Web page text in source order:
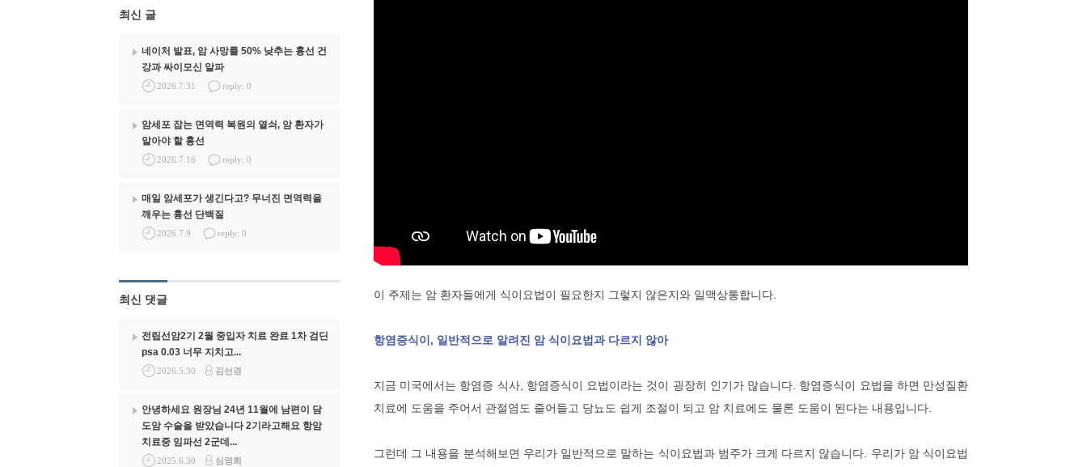
이 주제는 암 환자들에게 식이요법이 필요한지 그렇지 않은지와 일맥상통합니다.
항염증식이, 일반적으로 알려진 암 식이요법과 다르지 않아
지금 미국에서는 항염증 식사, 항염증식이 요법이라는 것이 굉장히 인기가 많습니다. 항염증식이 요법을 하면 만성질환
치료에 도움을 주어서 관절염도 줄어들고 당뇨도 쉽게 조절이 되고 암 치료에도 물론 도움이 된다는 내용입니다.
그런데 그 내용을 분석해보면 우리가 일반적으로 말하는 식이요법과 범주가 크게 다르지 않습니다. 우리가 암 식이요법
최신 글
네이처 발표, 암 사망률 50% 낮추는 흉선 건
강과 싸이모신 알파
2026.7.31 reply: 0
암세포 잡는 면역력 복원의 열쇠, 암 환자가
알아야 할 흉선
2026.7.16 reply: 0
매일 암세포가 생긴다고? 무너진 면역력을
깨우는 흉선 단백질
2026.7.9 reply: 0
최신 댓글
전립선암2기 2월 중입자 치료 완료 1차 검딘
psa 0.03 너무 지치고...
2026.5.30 김선경
안녕하세요 원장님 24년 11월에 남편이 담
도암 수술을 받았습니다 2기라고해요 항암
치료중 임파선 2군데...
2025.6.30 심영희